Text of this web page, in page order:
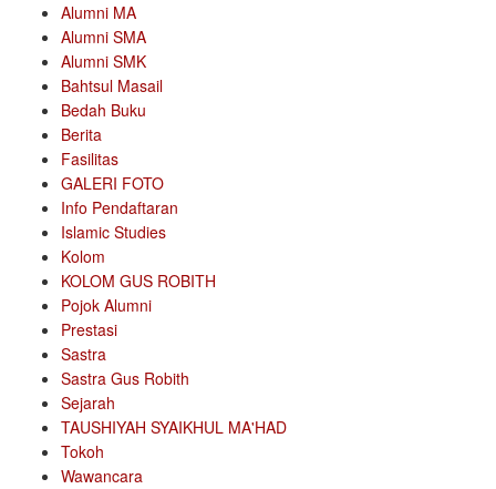
Alumni MA
Alumni SMA
Alumni SMK
Bahtsul Masail
Bedah Buku
Berita
Fasilitas
GALERI FOTO
Info Pendaftaran
Islamic Studies
Kolom
KOLOM GUS ROBITH
Pojok Alumni
Prestasi
Sastra
Sastra Gus Robith
Sejarah
TAUSHIYAH SYAIKHUL MA'HAD
Tokoh
Wawancara